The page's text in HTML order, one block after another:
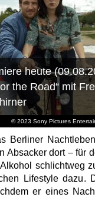
© 2023 Sony Pictures
heute
the Road“ mit
Berliner
Absacker dort – für
schlichtweg
Lifestyle dazu.
er eines